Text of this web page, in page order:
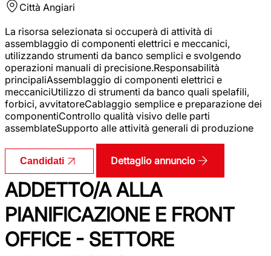
Città Angiari
La risorsa selezionata si occuperà di attività di
assemblaggio di componenti elettrici e meccanici,
utilizzando strumenti da banco semplici e svolgendo
operazioni manuali di precisione.Responsabilità
principaliAssemblaggio di componenti elettrici e
meccaniciUtilizzo di strumenti da banco quali spelafili,
forbici, avvitatoreCablaggio semplice e preparazione dei
componentiControllo qualità visivo delle parti
assemblateSupporto alle attività generali di produzione
Candidati Dettaglio annuncio
ADDETTO/A ALLA
PIANIFICAZIONE E FRONT
OFFICE - SETTORE